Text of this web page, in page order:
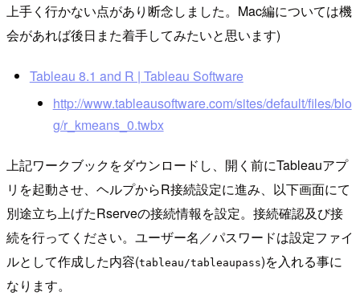
上手く行かない点があり断念しました。Mac編については機
会があれば後日また着手してみたいと思います)
Tableau 8.1 and R | Tableau Software
http://www.tableausoftware.com/sites/default/files/blo
g/r_kmeans_0.twbx
上記ワークブックをダウンロードし、開く前にTableauアプ
リを起動させ、ヘルプからR接続設定に進み、以下画面にて
別途立ち上げたRserveの接続情報を設定。接続確認及び接
続を行ってください。ユーザー名／パスワードは設定ファイ
ルとして作成した内容(tableau/tableaupass)を入れる事に
なります。